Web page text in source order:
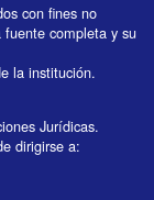
con fines no
completa y su
la institución.
Jurídicas.
dirigirse a: